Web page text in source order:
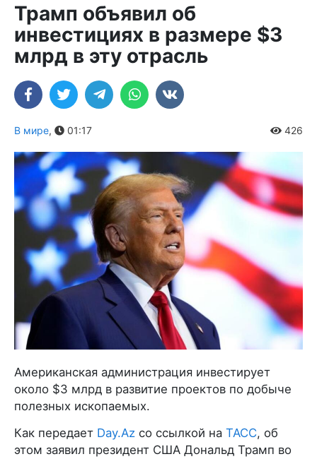
Трамп объявил об
инвестициях в размере $3
млрд в эту отрасль
В мире, 01:17 426
Американская администрация инвестирует
около $3 млрд в развитие проектов по добыче
полезных ископаемых.
Как передает Day.Az со ссылкой на ТАСС, об
этом заявил президент США Дональд Трамп во